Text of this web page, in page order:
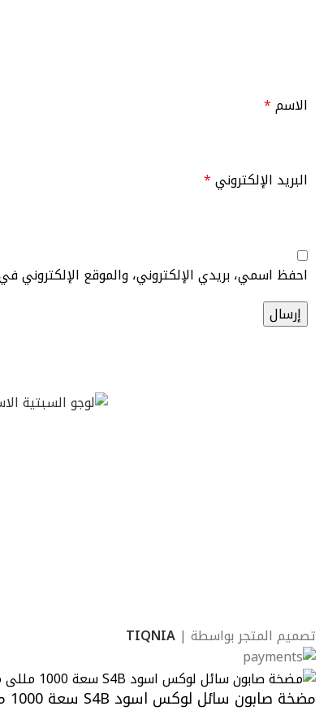
الاسم*
البريد الإلكتروني*
احفظ اسمي، بريدي الإلكتروني، والموقع
تصميم المتجر بواسطة | TIQNIA
مضخة صابون سائل لوكس اسود S4B سعة 1000 مللى مستوردة تركى من فيالى